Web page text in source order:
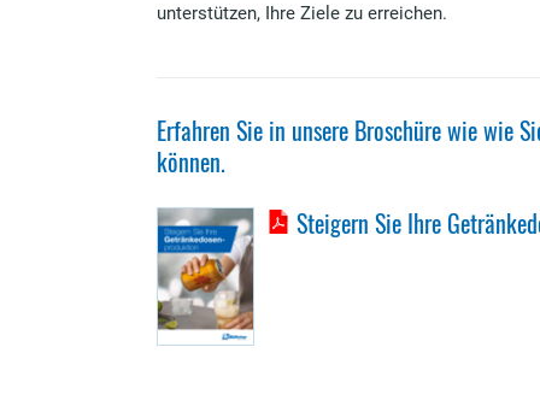
unterstützen, Ihre Ziele zu erreichen.
Erfahren Sie in unsere Broschüre wie wie
können.
Steigern Sie Ihre